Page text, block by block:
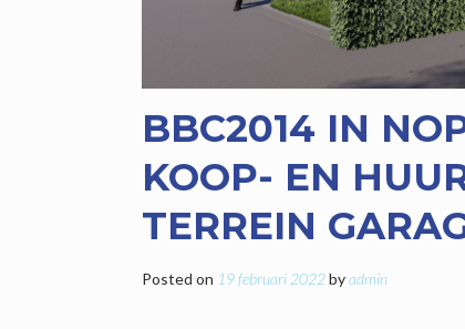
BBC2014 IN
KOOP- EN
TERREIN
Posted on 19 februari 2022byadmin